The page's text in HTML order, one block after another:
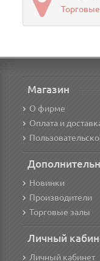
Магазин
О фирме
Оплата и
Новинки
Производители
Торговые залы
Личный
Личный кабинет